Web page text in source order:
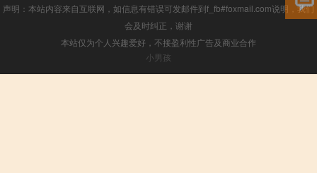
声明：本站内容来自互联网，如信息有错误可发邮件到f_fb#foxmail.com说明，我们
会及时纠正，谢谢
本站仅为个人兴趣爱好，不接盈利性广告及商业合作
小男孩